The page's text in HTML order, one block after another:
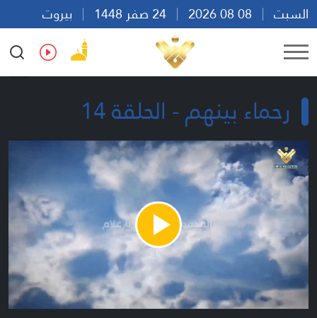
السبت
بيروت
06:07
Ar En Fr Es
رحماء بينهم - الحلقة 14
Play
Video